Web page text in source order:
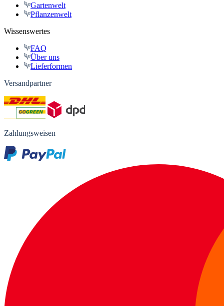
Gartenwelt
Pflanzenwelt
Wissenswertes
FAQ
Über uns
Lieferformen
Versandpartner
Zahlungsweisen